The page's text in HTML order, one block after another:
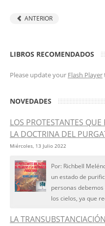
ANTERIOR
LIBROS RECOMENDADOS
Please update your Flash Player
NOVEDADES
LOS PROTESTANTES
LA DOCTRINA DEL
Miércoles, 13 Julio 2022
Por: Richbell
un estado de
personas
los cielos, ya que
LA